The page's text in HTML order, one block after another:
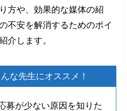
方や、効果的な媒体の紹
不安を解消するためのポイ
介します。
な先生にオススメ！
募が少ない原因を知りた